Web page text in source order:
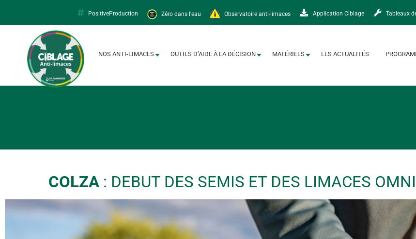
PositiveProduction Zéro dans l'eau Observatoire anti-limaces Application Ciblage Tableaux
NOS ANTI-LIMACES OUTILS D’AIDE À LA DÉCISION MATÉRIELS LES ACTUALITÉS
COLZA : DEBUT DES SEMIS ET DES LIMACES